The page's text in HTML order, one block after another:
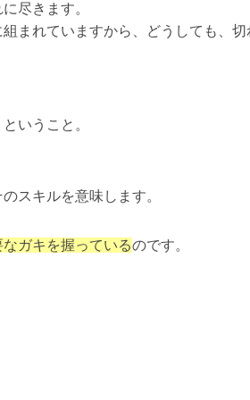
に尽きます。
まれていますから、どうしても、切
ということ。
スキルを意味します。
ガキを握っているのです。